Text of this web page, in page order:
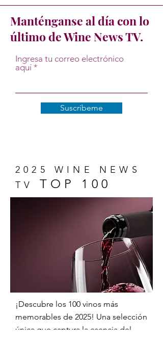
Manténganse al día con lo
último de Wine News TV.
Ingresa tu correo electrónico
aquí
Suscríbeme
2025 WINE NEWS
TV TOP 100
¡Descubre los 100 vinos más
memorables de 2025! Una selección
única que captura la esencia del